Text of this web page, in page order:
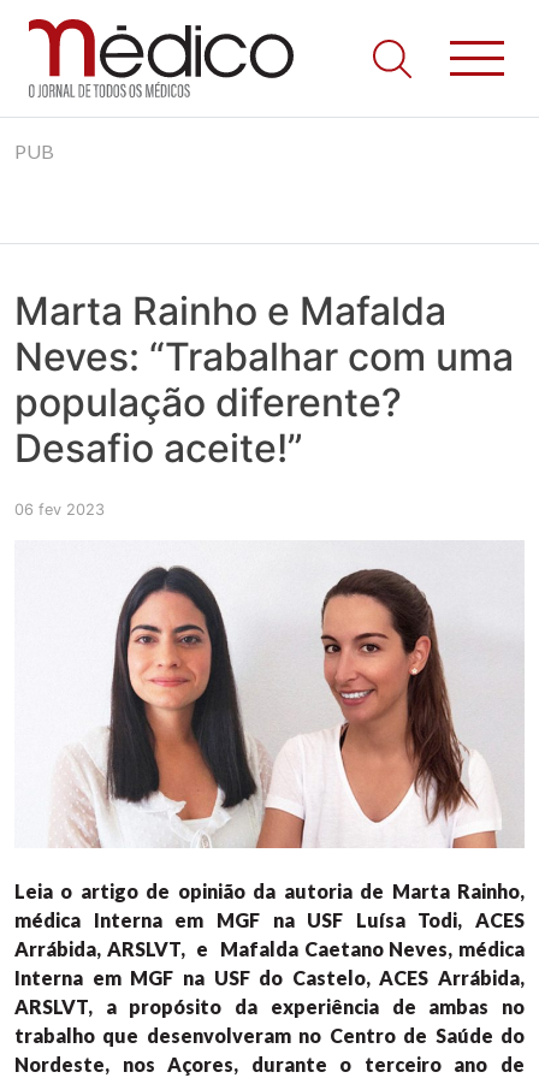
to
Jornal Médico
Médico – O Jornal de Todos os Médicos. Onde as notícias
realmente contam! Tudo o que se passa na Saúde!
PUB
Marta Rainho e Mafalda
Neves: “Trabalhar com uma
população diferente?
Desafio aceite!”
06 fev 2023
Leia o artigo de opinião da autoria de Marta Rainho,
médica Interna em MGF na USF Luísa Todi, ACES
Arrábida, ARSLVT, e Mafalda Caetano Neves, médica
Interna em MGF na USF do Castelo, ACES Arrábida,
ARSLVT, a propósito da experiência de ambas no
trabalho que desenvolveram no Centro de Saúde do
Nordeste, nos Açores, durante o terceiro ano de